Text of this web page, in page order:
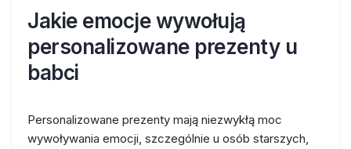
Jakie emocje wywołują
personalizowane prezenty u
babci
Personalizowane prezenty mają niezwykłą moc
wywoływania emocji, szczególnie u osób starszych,